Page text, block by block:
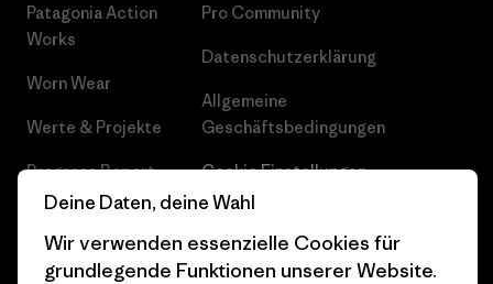
Patagonia Action
Works
Worn Wear
Werte & Projekte
Progress Report
Business Unusual
Klimaziele
Pro Community
Datenschutzerklärung
Allgemeine
Geschäftsbedingungen
Cookie Einstellungen
Karriere
Pressekontakt
Deine Daten, deine Wahl
Wir verwenden essenzielle Cookies für
grundlegende Funktionen unserer Website.